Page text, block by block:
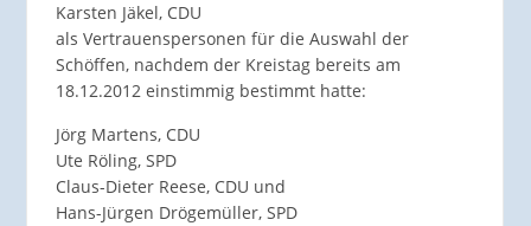
Karsten Jäkel, CDU
als Vertrauenspersonen für die Auswahl der
Schöffen, nachdem der Kreistag bereits am
18.12.2012 einstimmig bestimmt hatte:
Jörg Martens, CDU
Ute Röling, SPD
Claus-Dieter Reese, CDU und
Hans-Jürgen Drögemüller, SPD